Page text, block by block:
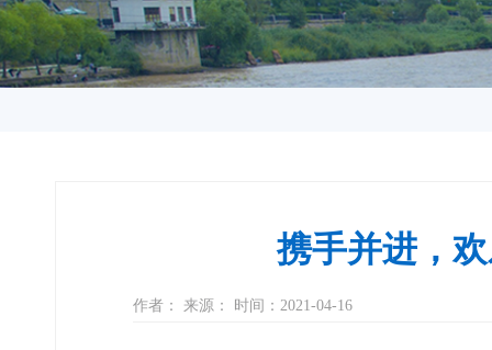
携手并进，
作者： 来源： 时间：2021-04-16